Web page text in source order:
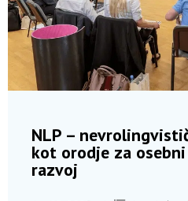
NLP –
kot orodje za
razvoj